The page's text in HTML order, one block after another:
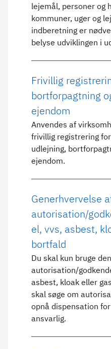
lejemål, personer og
kommuner, uger og
indberetning er
belyse udviklingen i
Frivillig
bortforpagtning
ejendom
Anvendes af
frivillig registrering
udlejning,
ejendom.
Generhvervelse
autorisation/
el, vvs, asbest,
bortfald
Du skal kun bruge
autorisation/
asbest, kloak eller
skal søge om
opnå dispensation
ansvarlig.